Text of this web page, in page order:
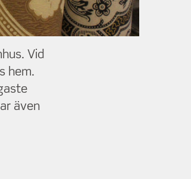
Vid
hem.
även